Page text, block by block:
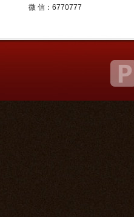
微 信：6770777